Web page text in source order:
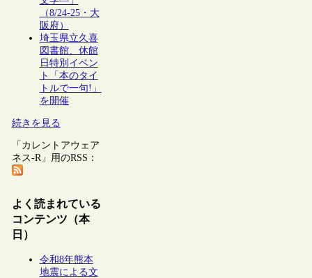
（8/24-25・大
阪府）
埼玉県立久喜
図書館、休館
日特別イベン
ト「本のタイ
トルで一句!」
を開催
続きを見る
「カレントアウェア
ネス-R」用のRSS：
よく読まれている
コンテンツ（本
日）
令和8年熊本
地震による文